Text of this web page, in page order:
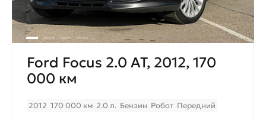
Ford Focus 2.0 AT, 2012, 170
000 км
2012 170 000 км 2.0 л. Бензин Робот Передний